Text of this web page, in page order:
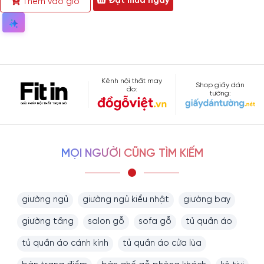
Kênh nội thất may
đo:
Shop giấy dán
tường:
MỌI NGƯỜI CŨNG TÌM KIẾM
giường ngủ giường ngủ kiểu nhật giường bay
giường tầng salon gỗ sofa gỗ tủ quần áo
tủ quần áo cánh kính tủ quần áo cửa lùa